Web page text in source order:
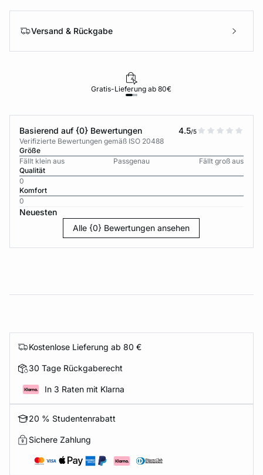
Versand & Rückgabe
Gratis-Lieferung ab 80€
Basierend auf {0} Bewertungen 4.5/5
Verifizierte Bewertungen gemäß ISO 20488
Größe
Fällt klein aus
Passgenau
Fällt groß aus
Qualität
0
Komfort
0
Neuesten
Alle {0} Bewertungen ansehen
Kostenlose Lieferung ab 80 €
30 Tage Rückgaberecht
In 3 Raten mit Klarna
20 % Studentenrabatt
Sichere Zahlung